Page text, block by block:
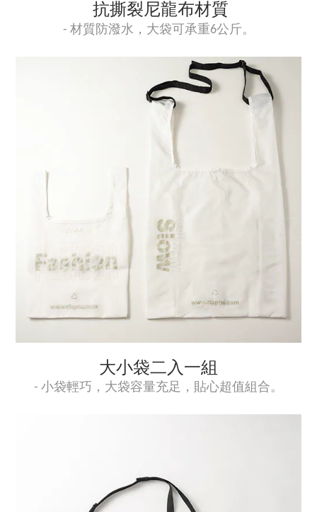
抗撕裂尼龍布材質
- 材質防潑水，大袋可承重6公斤。
大小袋二入一組
- 小袋輕巧，大袋容量充足，貼心超值組合。